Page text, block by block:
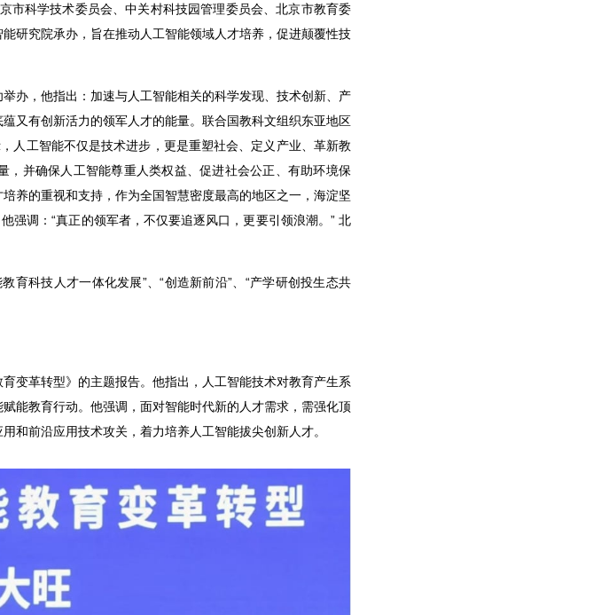
市科学技术委员会、中关村科技园管理委员会、北京市教育委
研究院承办，旨在推动人工智能领域人才培养，促进颠覆性技
办，他指出：加速与人工智能相关的科学发现、技术创新、产
又有创新活力的领军人才的能量。联合国教科文组织东亚地区
人工智能不仅是技术进步，更是重塑社会、定义产业、革新教
并确保人工智能尊重人类权益、促进社会公正、有助环境保
养的重视和支持，作为全国智慧密度最高的地区之一，海淀坚
强调：“真正的领军者，不仅要追逐风口，更要引领浪潮。” 北
育科技人才一体化发展”、“创造新前沿”、“产学研创投生态共
变革转型》的主题报告。他指出，人工智能技术对教育产生系
能教育行动。他强调，面对智能时代新的人才需求，需强化顶
和前沿应用技术攻关，着力培养人工智能拔尖创新人才。